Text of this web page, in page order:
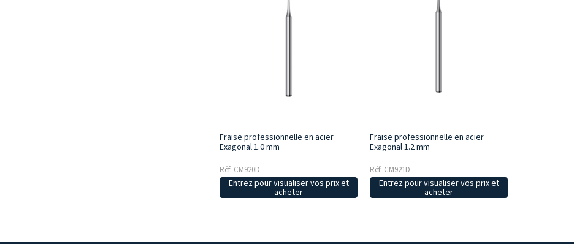
Fraise professionnelle en acier
Exagonal 1.0 mm
Réf: CM920D
Entrez pour visualiser vos prix et
acheter
Fraise professionnelle en acier
Exagonal 1.2 mm
Réf: CM921D
Entrez pour visualiser vos prix et
acheter